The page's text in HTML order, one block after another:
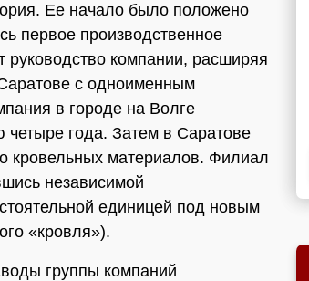
Ее начало было положено
первое производственное
компании, расширяя
с одноименным
в городе на Волге
четыре года. Затем в Саратове
кровельных материалов. Филиал
независимой
единицей под новым
«кровля»).
группы компаний